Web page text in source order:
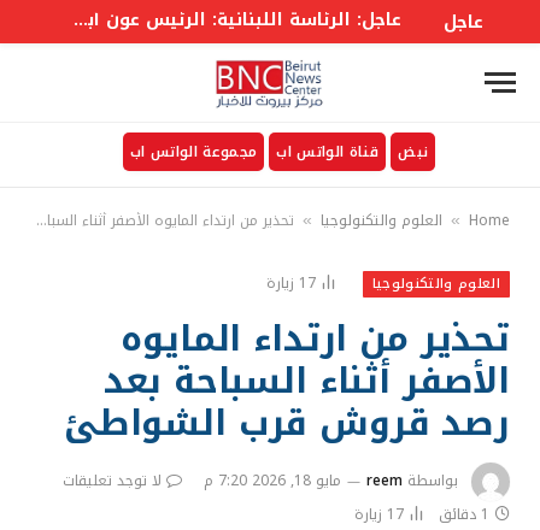
عاجل عاجل: الرئاسة اللبنانية: الرئيس عون أبلغ الوزراء أن واشنطن ستعمل على معالجة وقف إطلاق النار والمناطق التجريبية
نبض قناة الواتس اب مجموعة الواتس اب
Home
» العلوم والتكنولوجيا » تحذير من ارتداء المايوه الأصفر أثناء السباحة بعد رصد قروش قرب الشواطئ
العلوم والتكنولوجيا 17 زيارة
تحذير من ارتداء المايوه
الأصفر أثناء السباحة بعد
رصد قروش قرب الشواطئ
بواسطة reem مايو 18, 2026 7:20 م
لا توجد تعليقات
1 دقائق
17 زيارة